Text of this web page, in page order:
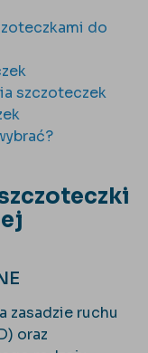
do
szczoteczek
zasadzie ruchu
oraz